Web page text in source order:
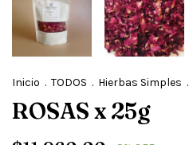
Inicio . TODOS . Hierbas Simples .
ROSAS x 25g